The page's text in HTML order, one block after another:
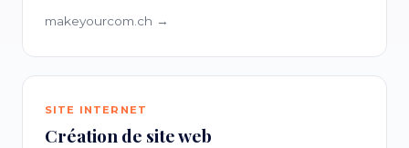
makeyourcom.ch →
SITE INTERNET
Création de site web